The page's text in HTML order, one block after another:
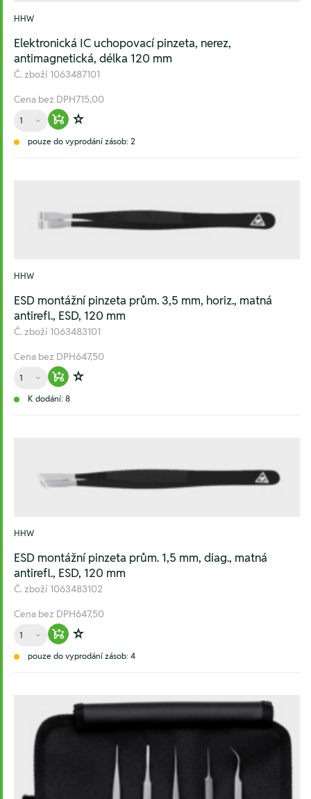
HHW
Elektronická IC uchopovací pinzeta, nerez,
antimagnetická, délka 120 mm
Č. zboží 1063487101
Cena bez DPH715,00
Množství
Warenkorb hinzufügen
Zur Wunschliste hinzufügen
pouze do vyprodání zásob: 2
HHW
ESD montážní pinzeta prům. 3,5 mm, horiz., matná
antirefl., ESD, 120 mm
Č. zboží 1063483101
Cena bez DPH647,50
Množství
Warenkorb hinzufügen
Zur Wunschliste hinzufügen
K dodání: 8
HHW
ESD montážní pinzeta prům. 1,5 mm, diag., matná
antirefl., ESD, 120 mm
Č. zboží 1063483102
Cena bez DPH647,50
Množství
Warenkorb hinzufügen
Zur Wunschliste hinzufügen
pouze do vyprodání zásob: 4